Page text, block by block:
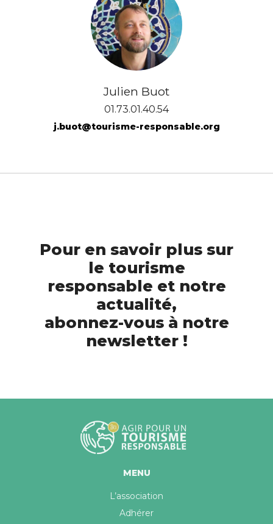
Julien Buot
01.73.01.40.54
j.buot@tourisme-responsable.org
Pour en savoir plus sur
le tourisme
responsable et notre
actualité,
abonnez-vous à notre
newsletter !
MENU
L’association
Adhérer